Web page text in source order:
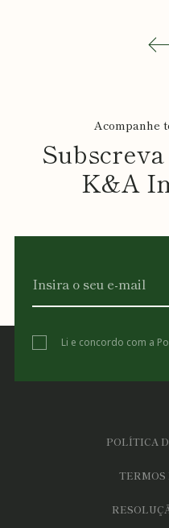
Acompanhe
K&A
Li e concordo com a
POLÍTICA
TERMOS